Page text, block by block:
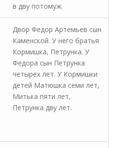
в дву потомуж.
Двор Федор Артемьев сын
Каменской. У него братья
Кормишка, Петрунка. У
Федора сын Петрунка
четырех лет. У Кормишки
детей Матюшка семи лет,
Митька пяти лет,
Петрунка дву лет.